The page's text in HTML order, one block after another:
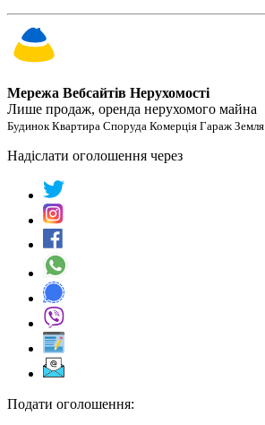
Мережа Вебсайтів Нерухомості
Лише продаж, оренда нерухомого майна
Будинок Квартира Споруда Комерція Гараж Земля
Надіслати оголошення через
Подати оголошення: